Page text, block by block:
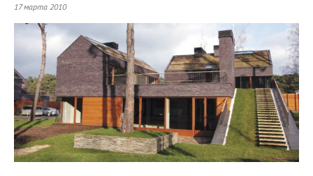
17 марта 2010